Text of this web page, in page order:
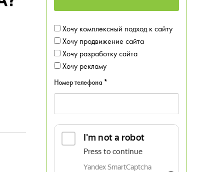
Хочу комплексный подход к сайту
Хочу продвижение сайта
Хочу разработку сайта
Хочу рекламу
Номер телефона *